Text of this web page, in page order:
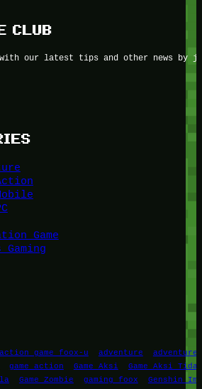
CLUB
with our latest tips and other news by
Game
action game foox-u adventure
adventure
game action Game Aksi
Game Aksi Tidak
Game Zombie gaming foox
Genshin